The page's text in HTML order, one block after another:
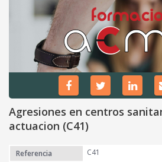
Agresiones en centros
actuacion (C41)
Referencia
C41